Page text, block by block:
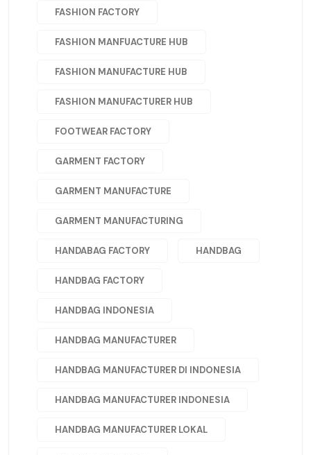
FASHION FACTORY
FASHION MANFUACTURE HUB
FASHION MANUFACTURE HUB
FASHION MANUFACTURER HUB
FOOTWEAR FACTORY
GARMENT FACTORY
GARMENT MANUFACTURE
GARMENT MANUFACTURING
HANDABAG FACTORY HANDBAG
HANDBAG FACTORY
HANDBAG INDONESIA
HANDBAG MANUFACTURER
HANDBAG MANUFACTURER DI INDONESIA
HANDBAG MANUFACTURER INDONESIA
HANDBAG MANUFACTURER LOKAL